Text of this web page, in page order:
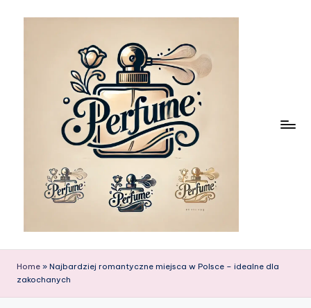
Home » Najbardziej romantyczne miejsca w Polsce – idealne dla
zakochanych